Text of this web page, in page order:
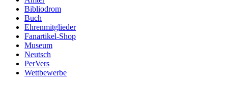
Bibliodrom
Buch
Ehrenmitglieder
Fanartikel-Shop
Museum
Neutsch
PerVers
Wettbewerbe